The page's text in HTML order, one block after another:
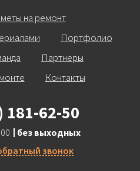
181-62-50
без выходных
звонок
на ремонт
Портфолио
Партнеры
Контакты